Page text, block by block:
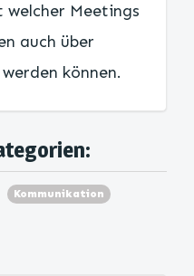
Meetings
auch über
können.
Kommunikation